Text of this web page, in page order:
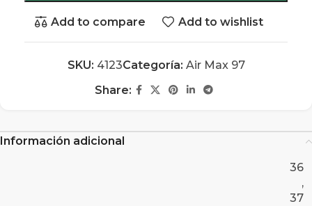
Add to compare Add to wishlist
SKU: 4123Categoría: Air Max 97
Share:
Información adicional
36
,
37